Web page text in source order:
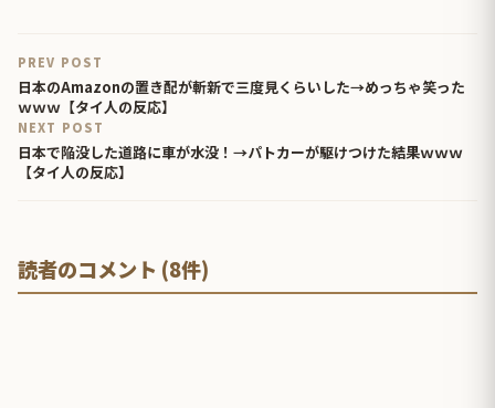
PREV POST
日本のAmazonの置き配が斬新で三度見くらいした→めっちゃ笑った
ｗｗｗ【タイ人の反応】
NEXT POST
日本で陥没した道路に車が水没！→パトカーが駆けつけた結果ｗｗｗ
【タイ人の反応】
読者のコメント (8件)